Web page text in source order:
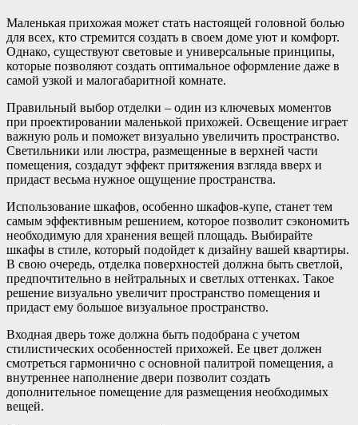
Маленькая прихожая может стать настоящей головной болью
для всех, кто стремится создать в своем доме уют и комфорт.
Однако, существуют световые и универсальные принципы,
которые позволяют создать оптимальное оформление даже в
самой узкой и малогабаритной комнате.
Правильный выбор отделки – один из ключевых моментов
при проектировании маленькой прихожей. Освещение играет
важную роль и поможет визуально увеличить пространство.
Светильники или люстра, размещенные в верхней части
помещения, создадут эффект притяжения взгляда вверх и
придаст весьма нужное ощущение пространства.
Использование шкафов, особенно шкафов-купе, станет тем
самым эффективным решением, которое позволит сэкономить
необходимую для хранения вещей площадь. Выбирайте
шкафы в стиле, который подойдет к дизайну вашей квартиры.
В свою очередь, отделка поверхностей должна быть светлой,
предпочтительно в нейтральных и светлых оттенках. Такое
решение визуально увеличит пространство помещения и
придаст ему большое визуальное пространство.
Входная дверь тоже должна быть подобрана с учетом
стилистических особенностей прихожей. Ее цвет должен
смотреться гармонично с основной палитрой помещения, а
внутреннее наполнение двери позволит создать
дополнительное помещение для размещения необходимых
вещей.